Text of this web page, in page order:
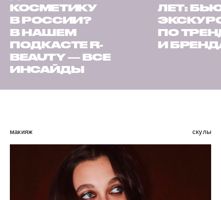
КОСМЕТИКУ
В РОССИИ?
В НАШЕМ
ПОДКАСТЕ R-
BEAUTY — ВСЕ
ИНСАЙДЫ
ЛЕТ:
ПО
И
макияж скулы